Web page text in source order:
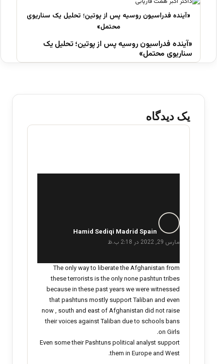
«آینده فدراسیون روسیه پس از پوتین؛ تحلیل یک
سناریوی محتمل»
یک دیدگاه
Hamid Sediqi Madrid Spain
مارس 29, 2022 در 2:18 ب.ظ
The only way to liberate the Afghanistan from
these terrorists is the only none pashtun tribes
because in these past years we were witnessed
that pashtuns mostly support Taliban and even
now , south and east of Afghanistan did not raise
their voices against Taliban due to schools bans
on Girls.
Even some their Pashtuns political analyst support
them in Europe and West.